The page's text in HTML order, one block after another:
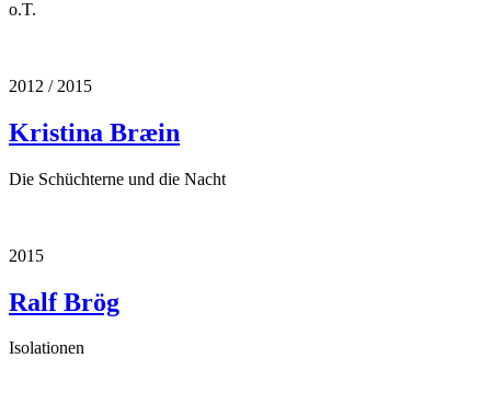
o.T.
2012 / 2015
Kristina Bræin
Die Schüchterne und die Nacht
2015
Ralf Brög
Isolationen